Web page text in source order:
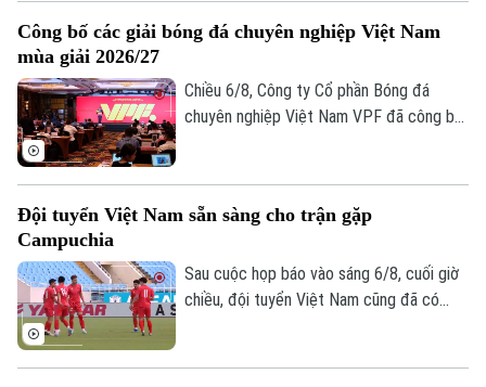
Thị trường
Đánh giá
Làng nghề
Di tích
Y tế
Dinh dưỡng
Tư vấn sức khỏe
Thể thao
Bóng đá
Quần vợt
Golf
Giải trí
Tin tức
Sao
Điện ảnh
Thời trang
Âm nhạc
Đã phát sóng
Công bố các giải bóng đá chuyên nghiệp Việt Nam
mùa giải 2026/27
Chiều 6/8, Công ty Cổ phần Bóng đá
chuyên nghiệp Việt Nam VPF đã công bố
đấu chính thức cho giải V.League 1 mùa
Đội tuyển Việt Nam sẵn sàng cho trận gặp
Campuchia
Sau cuộc họp báo vào sáng 6/8, cuối giờ
chiều, đội tuyển Việt Nam cũng đã có